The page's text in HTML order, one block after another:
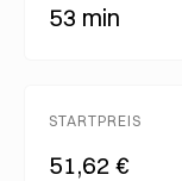
53 min
STARTPREIS
51,62 €